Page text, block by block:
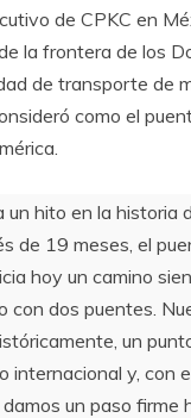
de CPKC en
la frontera de los
de transporte de
como el
un hito en la historia
de 19 meses, el
hoy un camino
con dos puentes.
un
internacional y, con
un paso firme